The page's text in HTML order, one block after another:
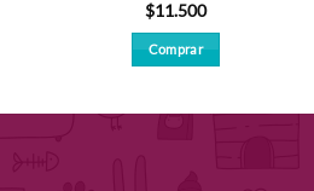
$11.500
Comprar